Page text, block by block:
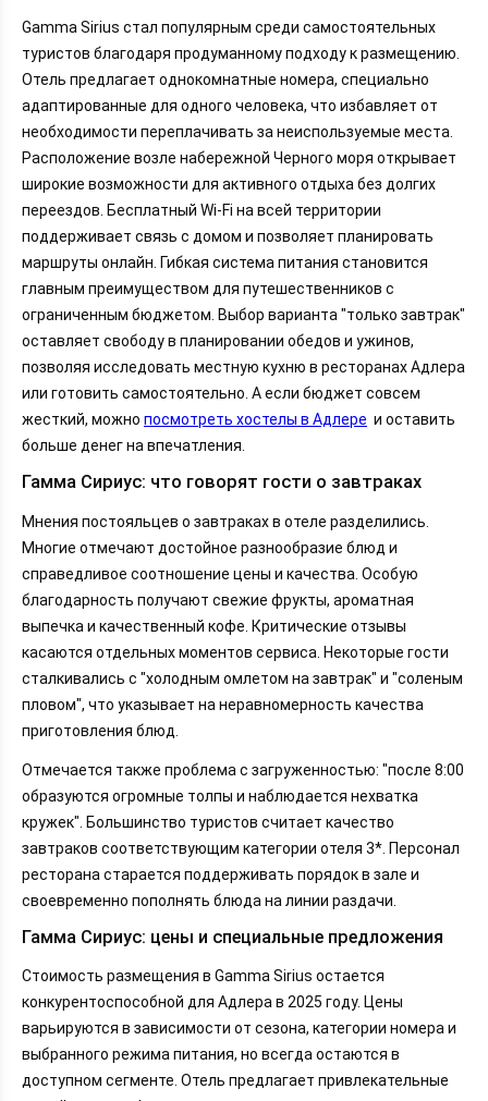
Gamma Sirius стал популярным среди самостоятельных
туристов благодаря продуманному подходу к размещению.
Отель предлагает однокомнатные номера, специально
адаптированные для одного человека, что избавляет от
необходимости переплачивать за неиспользуемые места.
Расположение возле набережной Черного моря открывает
широкие возможности для активного отдыха без долгих
переездов. Бесплатный Wi-Fi на всей территории
поддерживает связь с домом и позволяет планировать
маршруты онлайн. Гибкая система питания становится
главным преимуществом для путешественников с
ограниченным бюджетом. Выбор варианта "только завтрак"
оставляет свободу в планировании обедов и ужинов,
позволяя исследовать местную кухню в ресторанах Адлера
или готовить самостоятельно. А если бюджет совсем
жесткий, можно посмотреть хостелы в Адлере и оставить
больше денег на впечатления.
Гамма Сириус: что говорят гости о завтраках
Мнения постояльцев о завтраках в отеле разделились.
Многие отмечают достойное разнообразие блюд и
справедливое соотношение цены и качества. Особую
благодарность получают свежие фрукты, ароматная
выпечка и качественный кофе. Критические отзывы
касаются отдельных моментов сервиса. Некоторые гости
сталкивались с "холодным омлетом на завтрак" и "соленым
пловом", что указывает на неравномерность качества
приготовления блюд.
Отмечается также проблема с загруженностью: "после 8:00
образуются огромные толпы и наблюдается нехватка
кружек". Большинство туристов считает качество
завтраков соответствующим категории отеля 3*. Персонал
ресторана старается поддерживать порядок в зале и
своевременно пополнять блюда на линии раздачи.
Гамма Сириус: цены и специальные предложения
Стоимость размещения в Gamma Sirius остается
конкурентоспособной для Адлера в 2025 году. Цены
варьируются в зависимости от сезона, категории номера и
выбранного режима питания, но всегда остаются в
доступном сегменте. Отель предлагает привлекательные